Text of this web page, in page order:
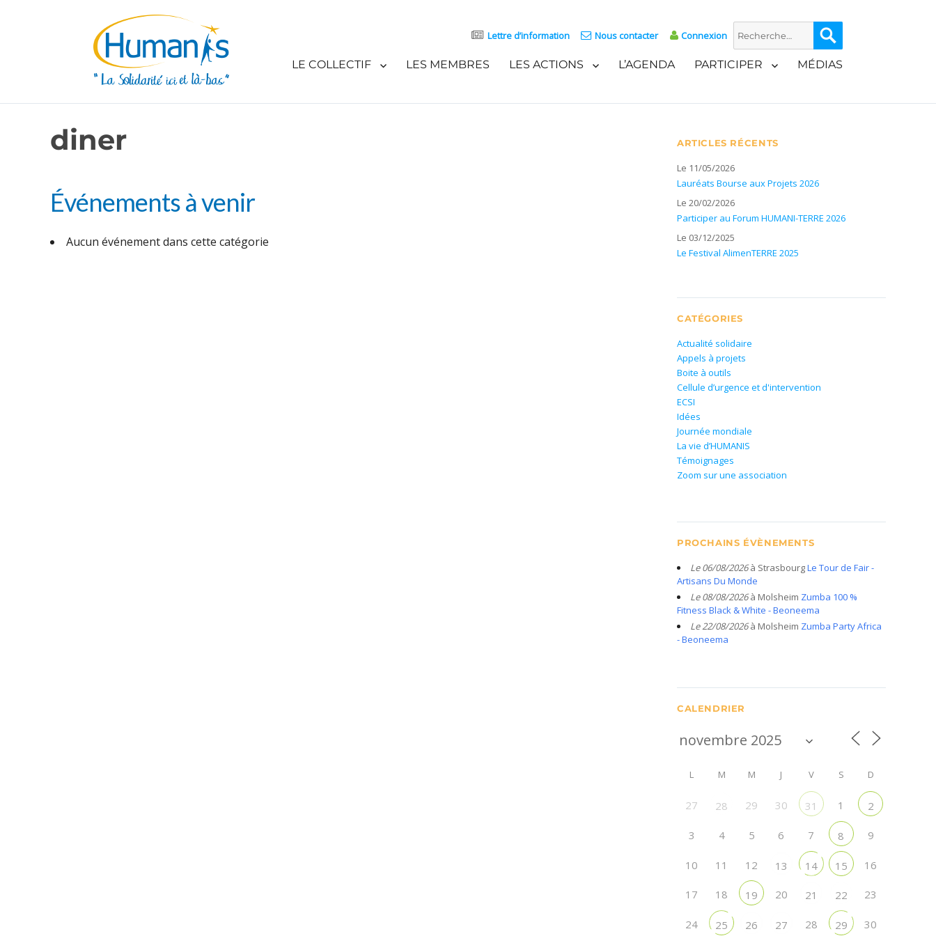
Lettre d’information Nous contacter Connexion
Recherche
pour :
LE COLLECTIF LES MEMBRES LES ACTIONS L’AGENDA PARTICIPER MÉDIAS
diner
Événements à venir
Aucun événement dans cette catégorie
ARTICLES RÉCENTS
Le 11/05/2026
Lauréats Bourse aux Projets 2026
Le 20/02/2026
Participer au Forum HUMANI-TERRE 2026
Le 03/12/2025
Le Festival AlimenTERRE 2025
CATÉGORIES
Actualité solidaire
Appels à projets
Boite à outils
Cellule d’urgence et d'intervention
ECSI
Idées
Journée mondiale
La vie d’HUMANIS
Témoignages
Zoom sur une association
PROCHAINS ÉVÈNEMENTS
Le 06/08/2026à StrasbourgLe Tour de Fair -
Artisans Du Monde
Le 08/08/2026à Molsheim Zumba 100 %
Fitness Black & White - Beoneema
Le 22/08/2026à Molsheim Zumba Party Africa
- Beoneema
CALENDRIER
L M M J V S D
27 28 29 30 31 1 2
3 4 5 6 7 8 9
10 11 12 13 14 15 16
17 18 19 20 21 22 23
24 25 26 27 28 29 30